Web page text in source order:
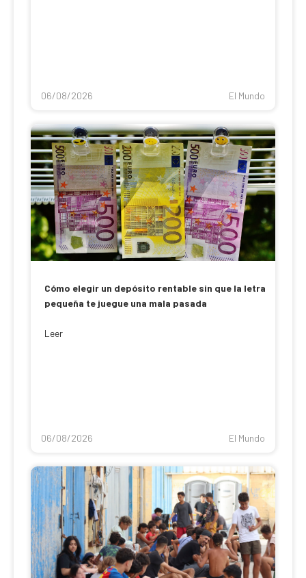
06/08/2026 El Mundo
Cómo elegir un depósito rentable sin que la letra
pequeña te juegue una mala pasada
Leer
06/08/2026 El Mundo